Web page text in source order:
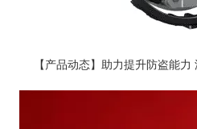
【产品动态】助力提升防盗能